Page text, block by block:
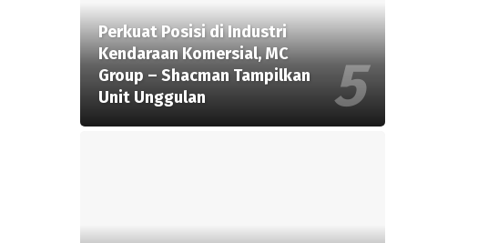
Perkuat Posisi di Industri
Kendaraan Komersial, MC
Group – Shacman Tampilkan
Unit Unggulan